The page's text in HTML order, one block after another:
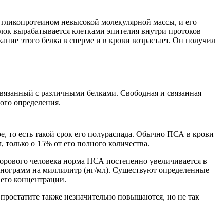
невысокой молекулярной массы, и его
вырабатывается клетками эпителия внутри протоков
этого белка в сперме и в крови возрастает. Он получил
с различными белками. Свободная и связанная
определения.
то есть такой срок его полураспада. Обычно ПСА в крови
о 15% от его полного количества.
человека норма ПСА постепенно увеличивается в
на миллилитр (нг/мл). Существуют определенные
концентрации.
также незначительно повышаются, но не так